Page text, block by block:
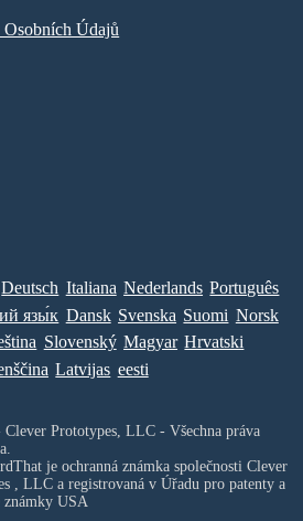
Osobních Údajů
Deutsch Italiana Nederlands Português
язы́к Dansk Svenska Suomi Norsk
Slovenský Magyar Hrvatski
Latvijas eesti
Prototypes, LLC - Všechna práva
je ochranná známka společnosti Clever
, LLCa registrovaná v Úřadu pro patenty a
známky USA